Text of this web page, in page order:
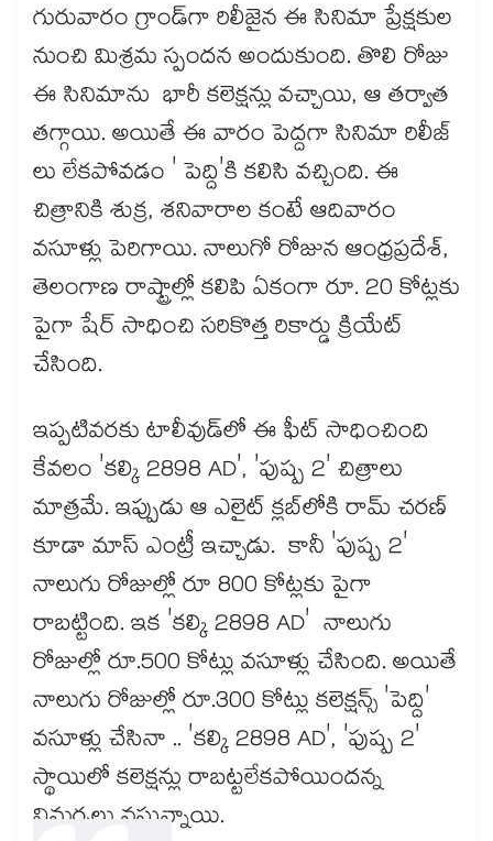
గురువారం గ్రాండ్‌గా రిలీజైన ఈ సినిమా ప్రేక్షకుల
నుంచి మిశ్రమ స్పందన అందుకుంది. తొలి రోజు
ఈ సినిమాను భారీ కలెక్షన్లు వచ్చాయి, ఆ తర్వాత
తగ్గాయి. అయితే ఈ వారం పెద్దగా సినిమా రిలీజ్
లు లేకపోవడం ' పెద్ది'కి కలిసి వచ్చింది. ఈ
చిత్రానికి శుక్ర, శనివారాల కంటే ఆదివారం
వసూళ్లు పెరిగాయి. నాలుగో రోజున ఆంధ్రప్రదేశ్,
తెలంగాణ రాష్ట్రాల్లో కలిపి ఏకంగా రూ. 20 కోట్లకు
పైగా షేర్ సాధించి సరికొత్త రికార్డు క్రియేట్
చేసింది.
ఇప్పటివరకు టాలీవుడ్‌లో ఈ ఫీట్ సాధించింది
కేవలం 'కల్కి 2898 AD', 'పుష్ప 2' చిత్రాలు
మాత్రమే. ఇప్పుడు ఆ ఎలైట్ క్లబ్‌లోకి రామ్ చరణ్
కూడా మాస్ ఎంట్రీ ఇచ్చాడు. కానీ 'పుష్ప 2'
నాలుగు రోజుల్లో రూ 800 కోట్లకు పైగా
రాబట్టింది. ఇక 'కల్కి 2898 AD' నాలుగు
రోజుల్లో రూ.500 కోట్లు వసూళ్లు చేసింది. అయితే
నాలుగు రోజుల్లో రూ.300 కోట్లు కలెక్షన్స్ 'పెద్ది'
వసూళ్లు చేసినా .. 'కల్కి 2898 AD', 'పుష్ప 2'
స్థాయిలో కలెక్షన్లు రాబట్టలేకపోయిందన్న
విమర్ళలు వస్తున్నాయి.